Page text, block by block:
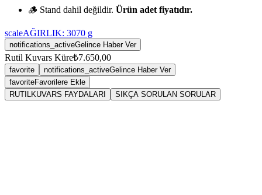
🪵 Stand dahil değildir. Ürün adet fiyatıdır.
scaleAĞIRLIK: 3070 g
notifications_activeGelince Haber Ver
Rutil Kuvars Küre₺7.650,00
favorite notifications_activeGelince Haber Ver
favoriteFavorilere Ekle
RUTILKUVARS FAYDALARI
SIKÇA SORULAN SORULAR